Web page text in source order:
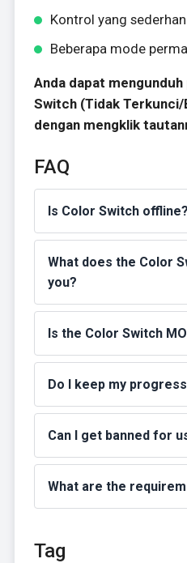
Kontrol yang
Beberapa mode
Anda dapat
Switch (Tidak Terkunci/
dengan mengklik
FAQ
Is Color Switch offline?
What does the Color
you?
Is the Color Switch
Do I keep my
Can I get banned for
What are the
Tag